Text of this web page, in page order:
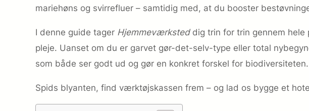
mariehøns og svirrefluer – samtidig med, at du booster
I denne guide tager Hjemmeværksteddig trin for trin gennem hele
pleje. Uanset om du er garvet gør-det-selv-type eller total
som både ser godt ud og gør en konkret forskel for biodiversiteten.
Spids blyanten, find værktøjskassen frem – og lad os bygge et